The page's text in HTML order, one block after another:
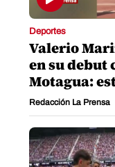
Deportes
Valerio
en su
Motagua:
Redacción La Prensa